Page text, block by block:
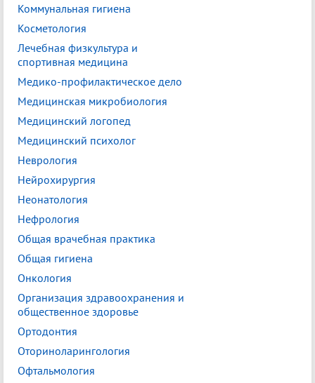
Коммунальная гигиена
Косметология
Лечебная физкультура и
спортивная медицина
Медико-профилактическое дело
Медицинская микробиология
Медицинский логопед
Медицинский психолог
Неврология
Нейрохирургия
Неонатология
Нефрология
Общая врачебная практика
Общая гигиена
Онкология
Организация здравоохранения и
общественное здоровье
Ортодонтия
Оториноларингология
Офтальмология